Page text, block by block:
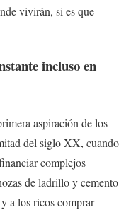
vivirán, si es que
incluso en
aspiración de los
del siglo XX, cuando
complejos
de ladrillo y cemento
a los ricos comprar